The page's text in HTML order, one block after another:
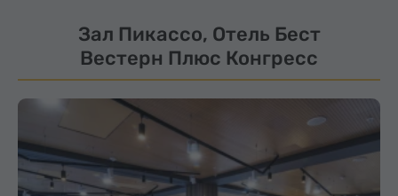
Зал Пикассо, Отель Бест
Вестерн Плюс Конгресс